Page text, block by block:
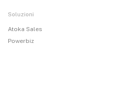
Soluzioni
Atoka Sales
Powerbiz